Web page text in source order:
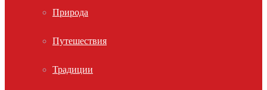
Природа
Путешествия
Традиции